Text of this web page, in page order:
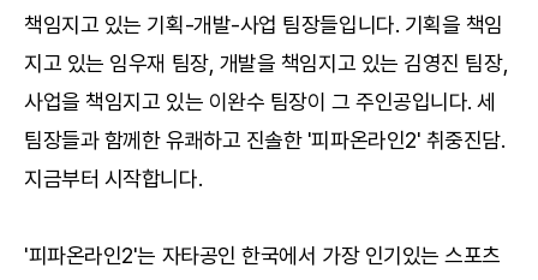
책임지고 있는 기획-개발-사업 팀장들입니다. 기획을 책임
지고 있는 임우재 팀장, 개발을 책임지고 있는 김영진 팀장,
사업을 책임지고 있는 이완수 팀장이 그 주인공입니다. 세
팀장들과 함께한 유쾌하고 진솔한 '피파온라인2' 취중진담.
지금부터 시작합니다.
'피파온라인2'는 자타공인 한국에서 가장 인기있는 스포츠